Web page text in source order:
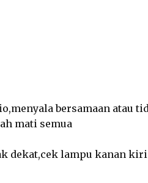
bersamaan atau
mati semua
dekat,cek lampu kanan